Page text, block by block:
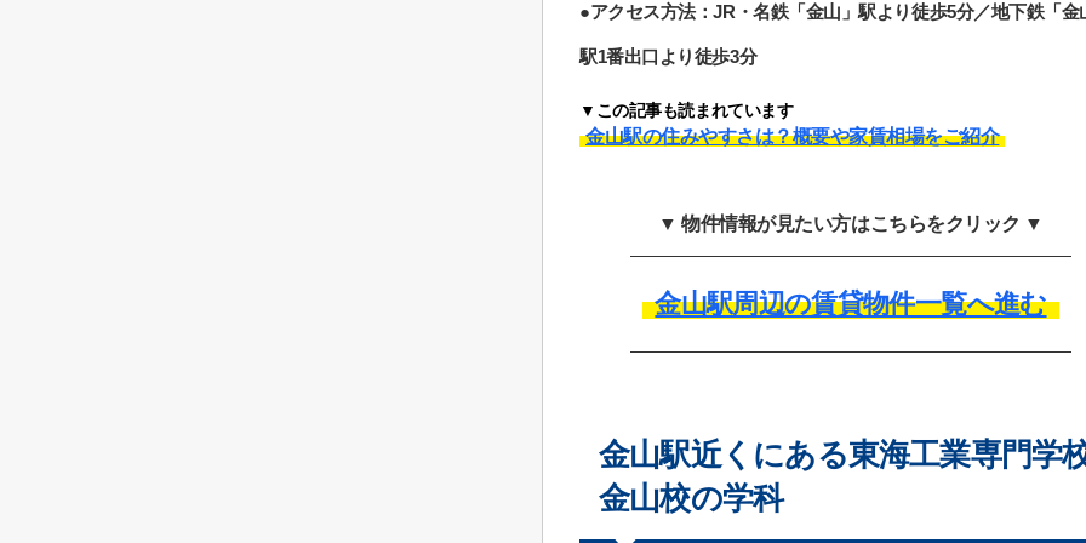
●アクセス方法：JR・名鉄「金山」駅より徒歩5分／地下鉄「金
駅1番出口より徒歩3分
▼この記事も読まれています
金山駅の住みやすさは？概要や家賃相場をご紹介
▼ 物件情報が見たい方はこちらをクリック ▼
金山駅周辺の賃貸物件一覧へ進む
金山駅近くにある東海工業専門学
金山校の学科